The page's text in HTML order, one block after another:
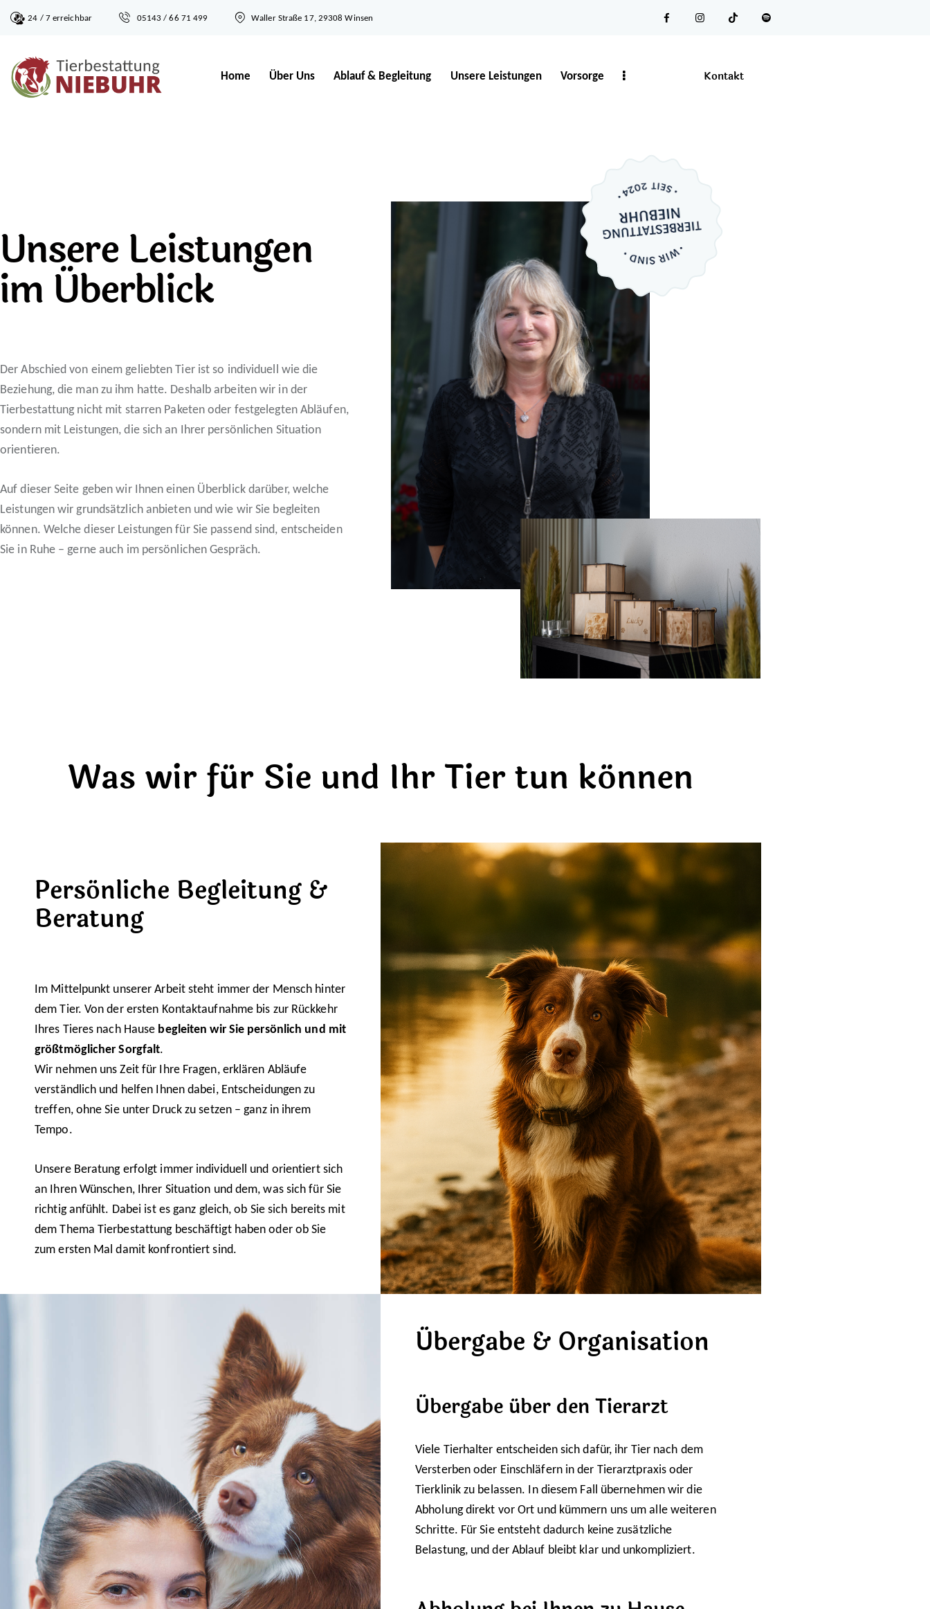
24 / 7 erreichbar 05143 / 66 71 499 Waller Straße 17, 29308 Winsen
Home Über Uns Ablauf & Begleitung Unsere Leistungen Vorsorge Kontakt
Unsere Leistungen
im Überblick
Der Abschied von einem geliebten Tier ist so individuell wie die
Beziehung, die man zu ihm hatte. Deshalb arbeiten wir in der
Tierbestattung nicht mit starren Paketen oder festgelegten Abläufen,
sondern mit Leistungen, die sich an Ihrer persönlichen Situation
orientieren.
Auf dieser Seite geben wir Ihnen einen Überblick darüber, welche
Leistungen wir grundsätzlich anbieten und wie wir Sie begleiten
können. Welche dieser Leistungen für Sie passend sind, entscheiden
Sie in Ruhe – gerne auch im persönlichen Gespräch.
Was wir für Sie und Ihr Tier tun können
Persönliche Begleitung &
Beratung
Im Mittelpunkt unserer Arbeit steht immer der Mensch hinter
dem Tier. Von der ersten Kontaktaufnahme bis zur Rückkehr
Ihres Tieres nach Hause begleiten wir Sie persönlich und mit
größtmöglicher Sorgfalt.
Wir nehmen uns Zeit für Ihre Fragen, erklären Abläufe
verständlich und helfen Ihnen dabei, Entscheidungen zu
treffen, ohne Sie unter Druck zu setzen – ganz in ihrem
Tempo.
Unsere Beratung erfolgt immer individuell und orientiert sich
an Ihren Wünschen, Ihrer Situation und dem, was sich für Sie
richtig anfühlt. Dabei ist es ganz gleich, ob Sie sich bereits mit
dem Thema Tierbestattung beschäftigt haben oder ob Sie
zum ersten Mal damit konfrontiert sind.
Übergabe & Organisation
Übergabe über den Tierarzt
Viele Tierhalter entscheiden sich dafür, ihr Tier nach dem
Versterben oder Einschläfern in der Tierarztpraxis oder
Tierklinik zu belassen. In diesem Fall übernehmen wir die
Abholung direkt vor Ort und kümmern uns um alle weiteren
Schritte. Für Sie entsteht dadurch keine zusätzliche
Belastung, und der Ablauf bleibt klar und unkompliziert.